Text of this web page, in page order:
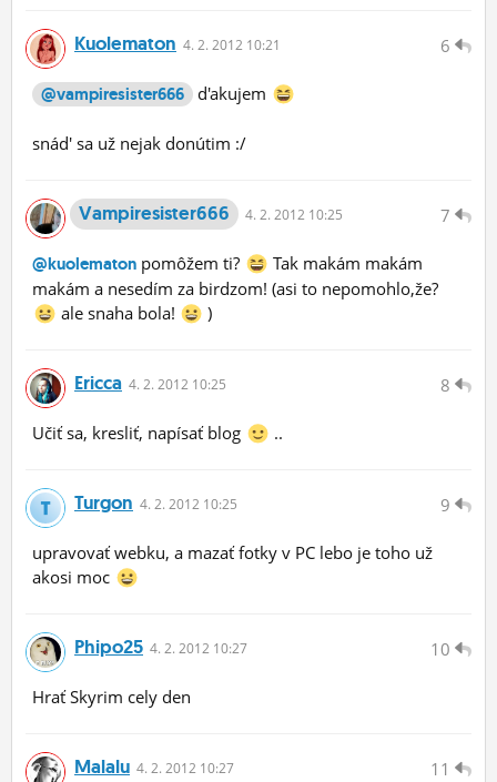
6
Kuolematon 4. 2. 2012 10:21
@vampiresister666 d'akujem
snád' sa už nejak donútim :/
7
Vampiresister666 4. 2. 2012 10:25
@kuolematon pomôžem ti?
Tak makám makám
makám a nesedím za birdzom! (asi to nepomohlo,že?
ale snaha bola!
)
8
Ericca 4. 2. 2012 10:25
Učiť sa, kresliť, napísať blog ..
9
Turgon 4. 2. 2012 10:25
upravovať webku, a mazať fotky v PC lebo je toho už
akosi moc
10
Phipo25 4. 2. 2012 10:27
Hrať Skyrim cely den
11
Malalu 4. 2. 2012 10:27